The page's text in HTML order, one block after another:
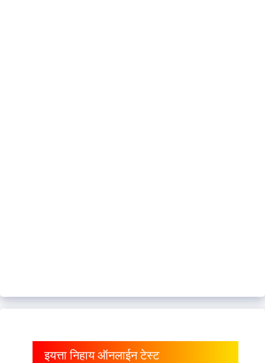
इयत्ता निहाय ऑनलाईन टेस्ट